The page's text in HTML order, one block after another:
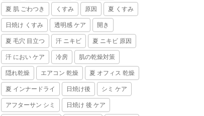
夏 肌 ごわつき くすみ 原因 夏 くすみ
日焼け くすみ 透明感 ケア 開き
夏 毛穴 目立つ 汗 ニキビ 夏 ニキビ 原因
汗 におい ケア 冷房 肌の乾燥対策
隠れ乾燥 エアコン 乾燥 夏 オフィス 乾燥
夏 インナードライ 日焼け後 シミ ケア
アフターサン シミ 日焼け 後 ケア